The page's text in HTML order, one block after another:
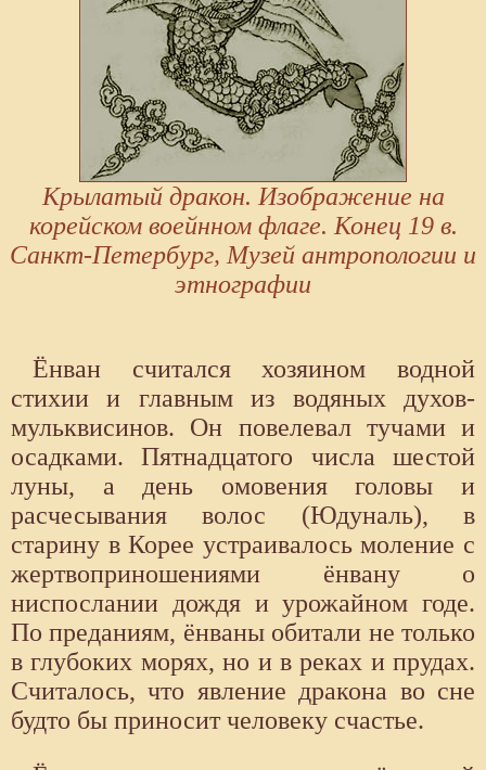
Крылатый дракон. Изображение на
корейском воейнном флаге. Конец 19 в.
Санкт-Петербург, Музей антропологии и
этнографии
Ёнван считался хозяином водной
стихии и главным из водяных духов-
мульквисинов. Он повелевал тучами и
осадками. Пятнадцатого числа шестой
луны, а день омовения головы и
расчесывания волос (Юдуналь), в
старину в Корее устраивалось моление с
жертвоприношениями ёнвану о
ниспослании дождя и урожайном годе.
По преданиям, ёнваны обитали не только
в глубоких морях, но и в реках и прудах.
Считалось, что явление дракона во сне
будто бы приносит человеку счастье.